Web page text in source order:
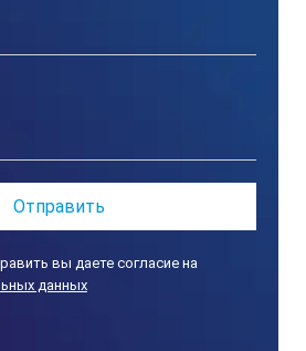
вы даете согласие на
данных